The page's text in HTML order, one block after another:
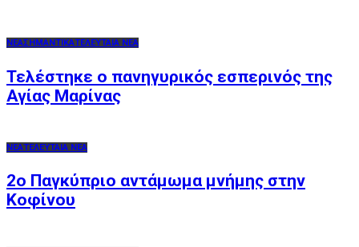
ΝΕΑΣΗΜΑΝΤΙΚΑΤΕΛΕΥΤΑΙΑ ΝΕΑ
Τελέστηκε ο πανηγυρικός εσπερινός της
Αγίας Μαρίνας
ΝΕΑΤΕΛΕΥΤΑΙΑ ΝΕΑ
2o Παγκύπριο αντάμωμα μνήμης στην
Κοφίνου